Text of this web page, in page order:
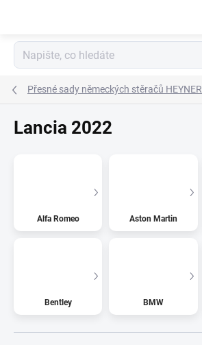
Přesné sady německých stěračů HEYNER
Lancia 2022
Alfa Romeo Aston Martin
Bentley BMW